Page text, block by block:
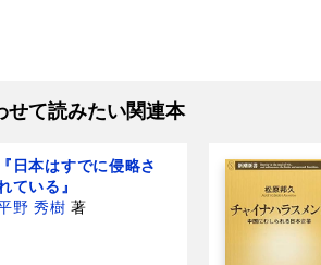
せて読みたい関連本
『日本はすでに侵略さ
ている』
野 秀樹 著